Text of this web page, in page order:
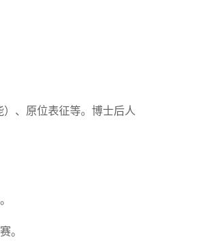
、原位表征等。博士后人
。